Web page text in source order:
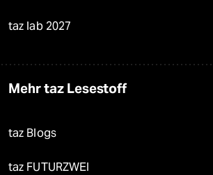
taz lab 2027
Mehr taz Lesestoff
taz Blogs
taz FUTURZWEI